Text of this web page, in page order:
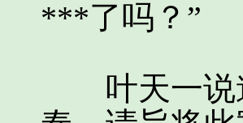
***了吗？”
叶天一说道